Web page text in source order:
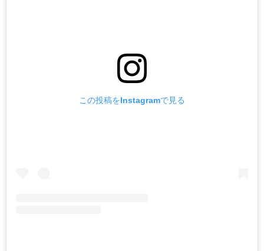
この投稿をInstagramで見る